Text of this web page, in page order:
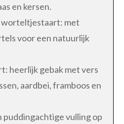
en kersen.
worteltjestaart: met
voor een natuurlijk
heerlijk gebak met vers
aardbei, framboos en
puddingachtige vulling op